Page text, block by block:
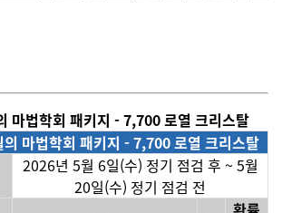
마법학회 패키지 - 7,700 로열 크리스탈
마법학회 패키지 - 7,700 로열 크리스탈
2026년 5월 6일(수) 정기 점검 후 ~ 5월
20일(수) 정기 점검 전